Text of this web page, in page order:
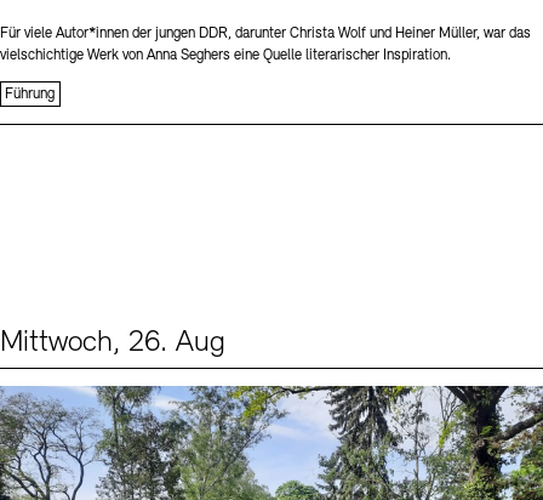
Für viele Autor*innen der jungen DDR, darunter Christa Wolf und Heiner Müller, war das
vielschichtige Werk von Anna Seghers eine Quelle literarischer Inspiration.
Führung
Mittwoch, 26. Aug